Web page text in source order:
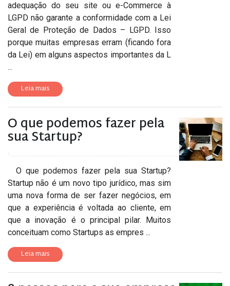
adequação do seu site ou e-Commerce à
LGPD não garante a conformidade com a Lei
Geral de Proteção de Dados – LGPD. Isso
porque muitas empresas erram (ficando fora
da Lei) em alguns aspectos importantes da L
...
Leia mais
O que podemos fazer pela
sua Startup?
O que podemos fazer pela sua Startup?
Startup não é um novo tipo jurídico, mas sim
uma nova forma de ser fazer negócios, em
que a experiência é voltada ao cliente, em
que a inovação é o principal pilar. Muitos
conceituam como Startups as empres ...
Leia mais